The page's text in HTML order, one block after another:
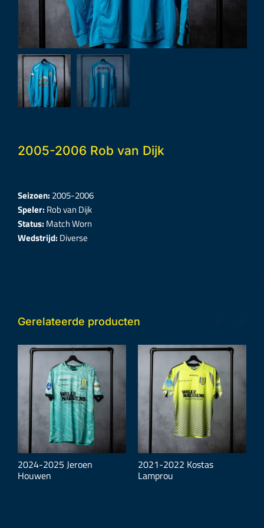
2005-2006 Rob van Dijk
Seizoen: 2005-2006
Speler: Rob van Dijk
Status: Match Worn
Wedstrijd: Diverse
Gerelateerde producten
2024-2025 Jeroen
Houwen
2021-2022 Kostas
Lamprou